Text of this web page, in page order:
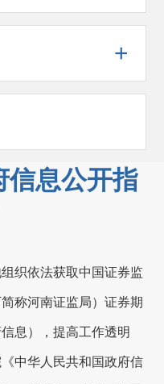
+
信息公开指
织依法获取中国证券监
简称河南证监局）证券期
息），提高工作透明
中华人民共和国政府信